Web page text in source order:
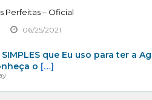
Perfeitas – Oficial
06/25/2021
que Eu uso para ter a
o […]